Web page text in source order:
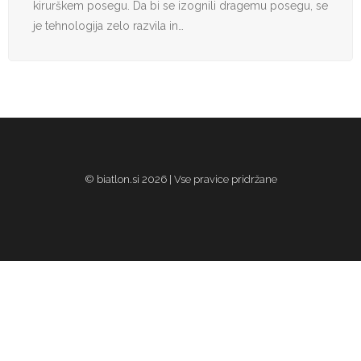
kirurškem posegu. Da bi se izognili dragemu posegu, se
je tehnologija zelo razvila in…
© biatlon.si 2026 | Vse pravice pridržane